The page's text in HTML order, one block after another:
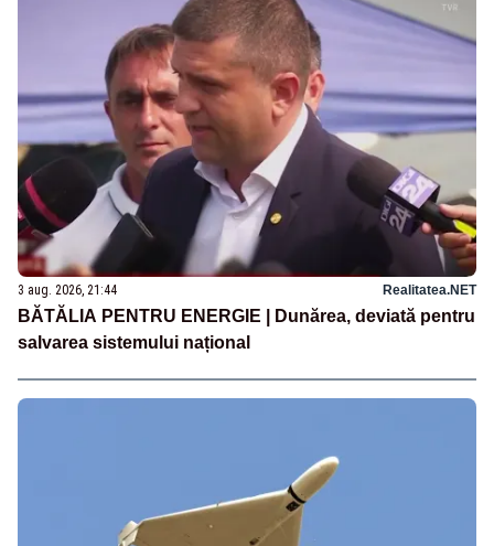
3 aug. 2026, 21:44 Realitatea.NET
BĂTĂLIA PENTRU ENERGIE | Dunărea, deviată pentru
salvarea sistemului național